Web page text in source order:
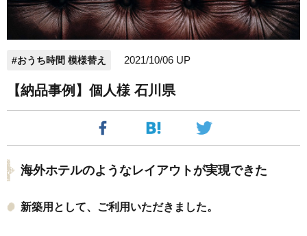
#おうち時間 模様替え 2021/10/06 UP
【納品事例】個人様 石川県
海外ホテルのようなレイアウトが実現できた
新築用として、ご利用いただきました。